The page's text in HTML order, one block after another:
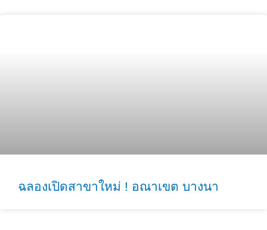
ฉลองเปิดสาขาใหม่ ! อณาเขต บางนา